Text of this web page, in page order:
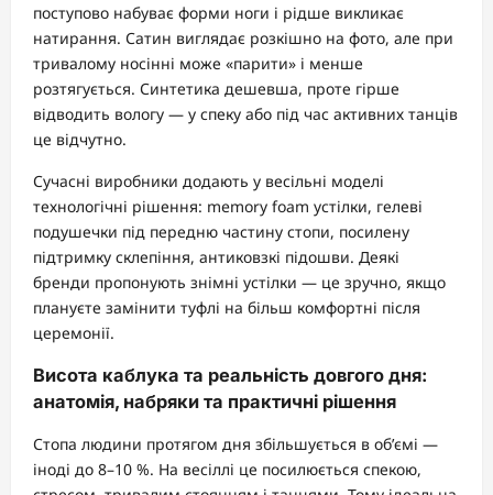
поступово набуває форми ноги і рідше викликає
натирання. Сатин виглядає розкішно на фото, але при
тривалому носінні може «парити» і менше
розтягується. Синтетика дешевша, проте гірше
відводить вологу — у спеку або під час активних танців
це відчутно.
Сучасні виробники додають у весільні моделі
технологічні рішення: memory foam устілки, гелеві
подушечки під передню частину стопи, посилену
підтримку склепіння, антиковзкі підошви. Деякі
бренди пропонують знімні устілки — це зручно, якщо
плануєте замінити туфлі на більш комфортні після
церемонії.
Висота каблука та реальність довгого дня:
анатомія, набряки та практичні рішення
Стопа людини протягом дня збільшується в об’ємі —
іноді до 8–10 %. На весіллі це посилюється спекою,